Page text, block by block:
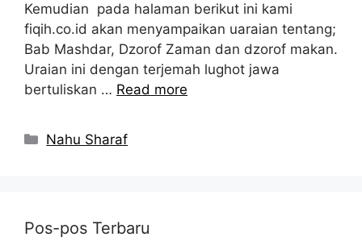
Kemudian pada halaman berikut ini kami
fiqih.co.id akan menyampaikan uaraian tentang;
Bab Mashdar, Dzorof Zaman dan dzorof makan.
Uraian ini dengan terjemah lughot jawa
bertuliskan … Read more
Kategori
Nahu Sharaf
Pos-pos Terbaru